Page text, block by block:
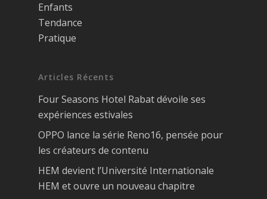
Enfants
Tendance
Pratique
Articles Récents
Four Seasons Hotel Rabat dévoile ses
expériences estivales
OPPO lance la série Reno16, pensée pour
les créateurs de contenu
HEM devient l’Université Internationale
HEM et ouvre un nouveau chapitre